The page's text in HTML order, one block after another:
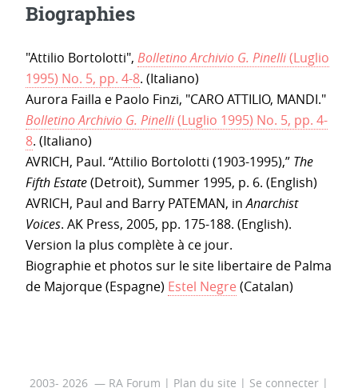
Biographies
"Attilio Bortolotti", Bolletino Archivio G. Pinelli(Luglio
1995) No. 5, pp. 4-8. (Italiano)
Aurora Failla e Paolo Finzi, "CARO ATTILIO, MANDI."
Bolletino Archivio G. Pinelli(Luglio 1995) No. 5, pp. 4-
8. (Italiano)
AVRICH, Paul. “Attilio Bortolotti (1903-1995),” The
Fifth Estate(Detroit), Summer 1995, p. 6. (English)
AVRICH, Paul and Barry PATEMAN, inAnarchist
Voices. AK Press, 2005, pp. 175-188. (English).
Version la plus complète à ce jour.
Biographie et photos sur le site libertaire de Palma
de Majorque (Espagne) Estel Negre (Catalan)
2003- 2026 — RA Forum | Plan du site | Se connecter |